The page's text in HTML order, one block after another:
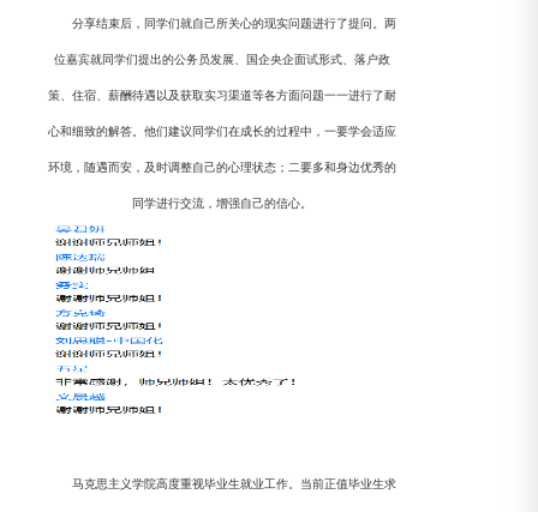
分享结束后，同学们就自己所关心的现实问题进行了提问。两
位嘉宾就同学们提出的公务员发展、国企央企面试形式、落户政
策、住宿、薪酬待遇以及获取实习渠道等各方面问题一一进行了耐
心和细致的解答。他们建议同学们在成长的过程中，一要学会适应
环境，随遇而安，及时调整自己的心理状态；二要多和身边优秀的
同学进行交流，增强自己的信心。
马克思主义学院高度重视毕业生就业工作。当前正值毕业生求